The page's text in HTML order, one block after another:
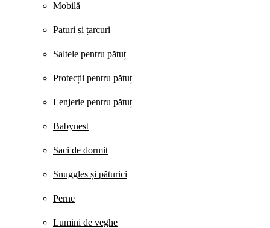
Mobilă
Paturi și țarcuri
Saltele pentru pătuț
Protecții pentru pătuț
Lenjerie pentru pătuț
Babynest
Saci de dormit
Snuggles și păturici
Perne
Lumini de veghe